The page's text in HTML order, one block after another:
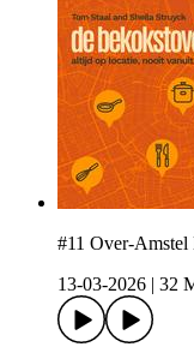
#11 Over-
13-03-2026
32